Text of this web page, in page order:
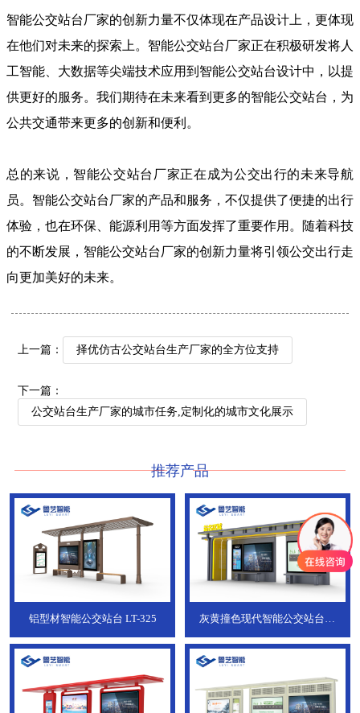
智能公交站台厂家的创新力量不仅体现在产品设计上，更体现
在他们对未来的探索上。智能公交站台厂家正在积极研发将人
工智能、大数据等尖端技术应用到智能公交站台设计中，以提
供更好的服务。我们期待在未来看到更多的智能公交站台，为
公共交通带来更多的创新和便利。
总的来说，智能公交站台厂家正在成为公交出行的未来导航
员。智能公交站台厂家的产品和服务，不仅提供了便捷的出行
体验，也在环保、能源利用等方面发挥了重要作用。随着科技
的不断发展，智能公交站台厂家的创新力量将引领公交出行走
向更加美好的未来。
上一篇： 择优仿古公交站台生产厂家的全方位支持
下一篇：
公交站台生产厂家的城市任务,定制化的城市文化展示
推荐产品
铝型材智能公交站台 LT-325
灰黄撞色现代智能公交站台，